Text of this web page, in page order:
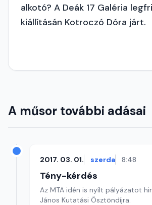
alkotó? A Deák 17 Galéria
kiállításán Kotroczó Dóra járt.
A műsor további adásai
2017. 03. 01. szerda 8:48
Tény-kérdés
Az MTA idén is nyílt pályázatot
János Kutatási Ösztöndíjra.